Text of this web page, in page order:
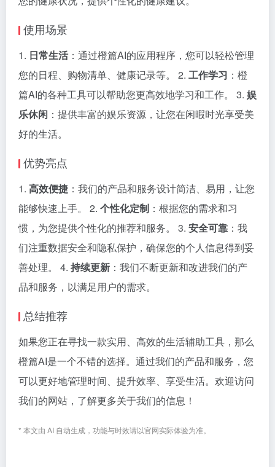
使用场景
1. 日常生活 ：通过橙篇AI的应用程序，您可以轻松管理
您的日程、购物清单、健康记录等。 2. 工作学习 ：橙
篇AI的各种工具可以帮助您更高效地学习和工作。 3. 娱
乐休闲 ：提供丰富的娱乐资源，让您在闲暇时光享受美
好的生活。
优势亮点
1. 高效便捷 ：我们的产品和服务设计简洁、易用，让您
能够快速上手。 2. 个性化定制 ：根据您的需求和习
惯，为您提供个性化的推荐和服务。 3. 安全可靠 ：我
们注重数据安全和隐私保护，确保您的个人信息得到妥
善处理。 4. 持续更新 ：我们不断更新和改进我们的产
品和服务，以满足用户的需求。
总结推荐
如果您正在寻找一款实用、高效的生活辅助工具，那么
橙篇AI是一个不错的选择。通过我们的产品和服务，您
可以更好地管理时间、提升效率、享受生活。欢迎访问
我们的网站，了解更多关于我们的信息！
* 本文由 AI 自动生成，功能与时效请以官网实际体验为准。